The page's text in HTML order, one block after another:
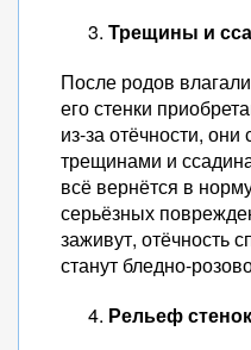
Трещины и
После родов
его стенки
из-за отёчности,
трещинами и
всё вернётся в
серьёзных
заживут, отёчность
станут бледно-
Рельеф стенок